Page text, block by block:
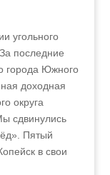
угольного
последние
города Южного
доходная
округа
сдвинулись
Пятый
в свои